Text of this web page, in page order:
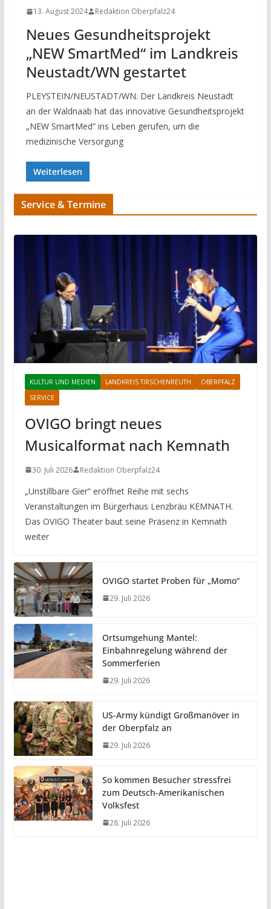
13. August 2024 Redaktion Oberpfalz24
Neues Gesundheitsprojekt
„NEW SmartMed“ im Landkreis
Neustadt/WN gestartet
PLEYSTEIN/NEUSTADT/WN. Der Landkreis Neustadt
an der Waldnaab hat das innovative Gesundheitsprojekt
„NEW SmartMed“ ins Leben gerufen, um die
medizinische Versorgung
Weiterlesen
Service & Termine
KULTUR UND MEDIEN LANDKREIS TIRSCHENREUTH
OBERPFALZ
SERVICE
OVIGO bringt neues
Musicalformat nach Kemnath
30. Juli 2026 Redaktion Oberpfalz24
„Unstillbare Gier“ eröffnet Reihe mit sechs
Veranstaltungen im Bürgerhaus Lenzbräu KEMNATH.
Das OVIGO Theater baut seine Präsenz in Kemnath
weiter
OVIGO startet Proben für „Momo“
29. Juli 2026
Ortsumgehung Mantel:
Einbahnregelung während der
Sommerferien
29. Juli 2026
US-Army kündigt Großmanöver in
der Oberpfalz an
29. Juli 2026
So kommen Besucher stressfrei
zum Deutsch-Amerikanischen
Volksfest
28. Juli 2026